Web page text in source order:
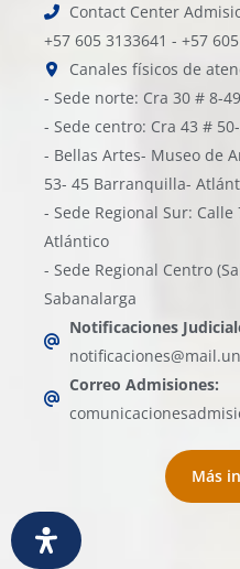
Contact Center
+57 605 3133641 - +57
Canales físicos de
- Sede norte: Cra 30 # 8-
- Sede centro: Cra 43 #
- Bellas Artes- Museo de
53- 45 Barranquilla-
- Sede Regional Sur:
Atlántico
- Sede Regional Centro
Sabanalarga
Notificaciones
Correo Admisiones:
Más